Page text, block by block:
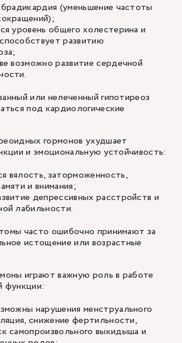
брадикардия (уменьшение частоты
уровень общего холестерина и
развитию
возможно развитие сердечной
или нелеченный гипотиреоз
под кардиологические
гормонов ухудшает
и эмоциональную устойчивость:
вялость, заторможенность,
и внимания;
депрессивных расстройств и
лабильности.
часто ошибочно принимают за
истощение или возрастные
играют важную роль в работе
функции:
нарушения менструального
снижение фертильности,
самопроизвольного выкидыша и